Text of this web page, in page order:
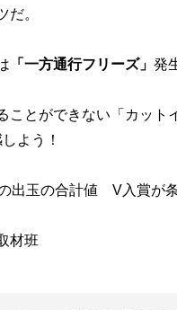
だ。
「一方通行フリーズ」 発
とができない「カット
よう！
出玉の合計値 V入賞が